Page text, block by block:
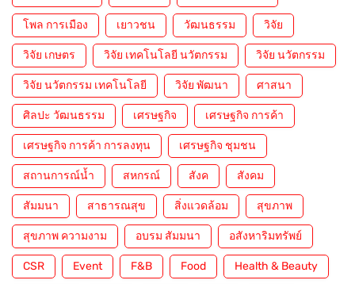
โพล การเมือง เยาวชน วัฒนธรรม วิจัย
วิจัย เกษตร วิจัย เทคโนโลยี นวัตกรรม วิจัย นวัตกรรม
วิจัย นวัตกรรม เทคโนโลยี วิจัย พัฒนา ศาสนา
ศิลปะ วัฒนธรรม เศรษฐกิจ เศรษฐกิจ การค้า
เศรษฐกิจ การค้า การลงทุน เศรษฐกิจ ชุมชน
สถานการณ์น้ำ สหกรณ์ สังค สังคม
สัมมนา สาธารณสุข สิ่งแวดล้อม สุขภาพ
สุขภาพ ความงาม อบรม สัมมนา อสังหาริมทรัพย์
CSR Event F&B Food Health & Beauty